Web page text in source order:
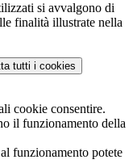
si avvalgono di
finalità illustrate nella
tutti i cookies
cookie consentire.
il funzionamento della
funzionamento potete